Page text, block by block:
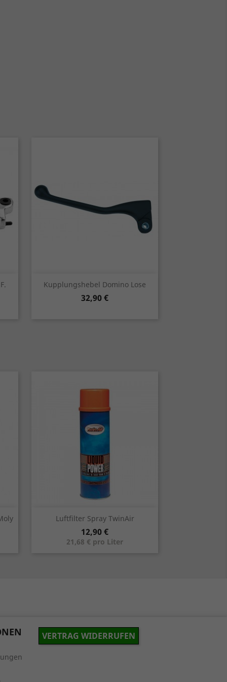
Kupplungshebel Domino Lose
Preis
32,90 €
Vorschau
Luftfilter Spray TwinAir
Preis
12,90 €
21,68 € pro Liter
Vorschau
VERTRAG WIDERRUFEN